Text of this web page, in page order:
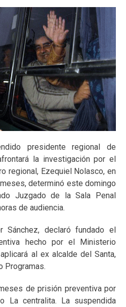
presidente regional de
la investigación por el
regional, Ezequiel Nolasco, en
determinó este domingo
Juzgado de la Sala Penal
de audiencia.
Sánchez, declaró fundado el
hecho por el Ministerio
al ex alcalde del Santa,
Programas.
de prisión preventiva por
La centralita. La suspendida